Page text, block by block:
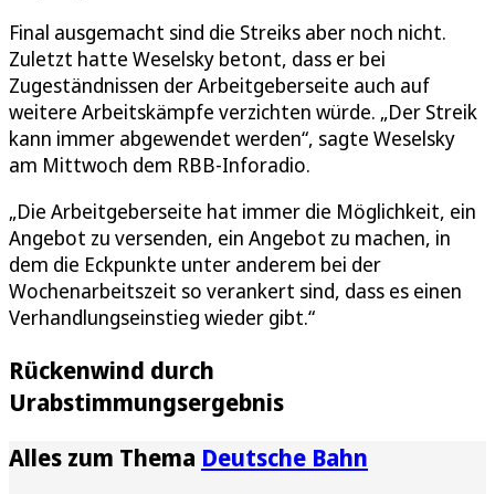
Final ausgemacht sind die Streiks aber noch nicht.
Zuletzt hatte Weselsky betont, dass er bei
Zugeständnissen der Arbeitgeberseite auch auf
weitere Arbeitskämpfe verzichten würde. „Der Streik
kann immer abgewendet werden“, sagte Weselsky
am Mittwoch dem RBB-Inforadio.
„Die Arbeitgeberseite hat immer die Möglichkeit, ein
Angebot zu versenden, ein Angebot zu machen, in
dem die Eckpunkte unter anderem bei der
Wochenarbeitszeit so verankert sind, dass es einen
Verhandlungseinstieg wieder gibt.“
Rückenwind durch
Urabstimmungsergebnis
Alles zum Thema Deutsche Bahn